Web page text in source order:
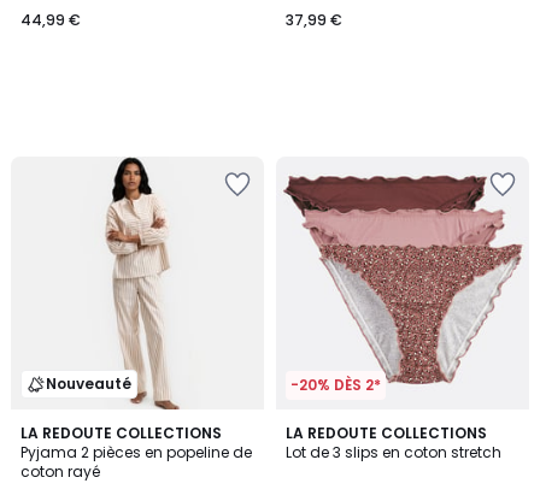
44,99 €
37,99 €
Nouveauté
LA REDOUTE COLLECTIONS
Pyjama 2 pièces en popeline de
coton rayé
-20% DÈS 2*
LA REDOUTE COLLECTIONS
Lot de 3 slips en coton stretch
4,6
/ 5